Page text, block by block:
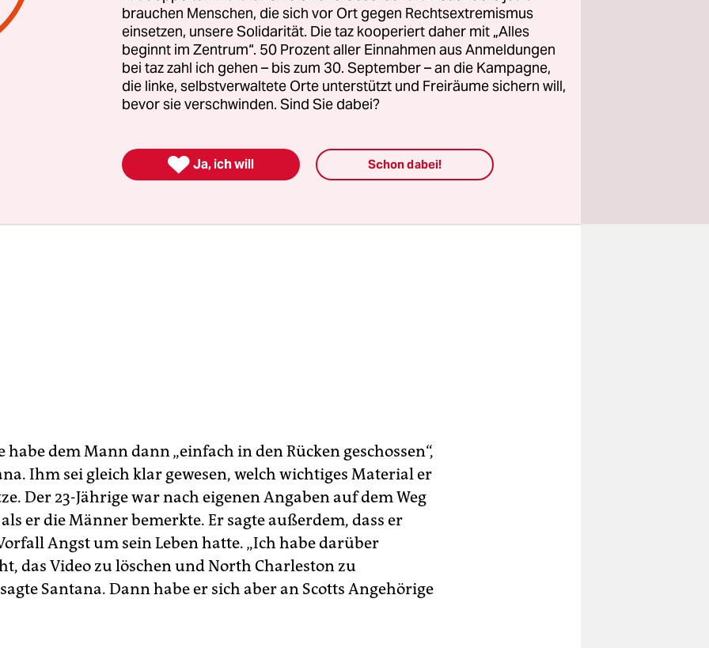
Afroamerikaner eine körperliche Auseinandersetzung
Feidin Santana dem TV-Sender NBC. „Sie waren auf dem
mich, dass der Polizist die Kontrolle über die
Das Opfer habe nur noch weglaufen wollen und sei
gewesen. Der Beamte „hat eine falsche Entscheidung
habe dem Mann dann „einfach in den Rücken geschossen“,
Ihm sei gleich klar gewesen, welch wichtiges Material er
Der 23-Jährige war nach eigenen Angaben auf dem Weg
er die Männer bemerkte. Er sagte außerdem, dass er
Angst um sein Leben hatte. „Ich habe darüber
das Video zu löschen und North Charleston zu
Santana. Dann habe er sich aber an Scotts Angehörige
brauchen Menschen, die sich vor Ort gegen Rechtsextremismus
einsetzen, unsere Solidarität. Die taz kooperiert daher mit „Alles
beginnt im Zentrum“. 50 Prozent aller Einnahmen aus Anmeldungen
bei taz zahl ich gehen – bis zum 30. September – an die Kampagne,
die linke, selbstverwaltete Orte unterstützt und Freiräume sichern will,
bevor sie verschwinden. Sind Sie dabei?
 Ja, ich will Schon dabei!